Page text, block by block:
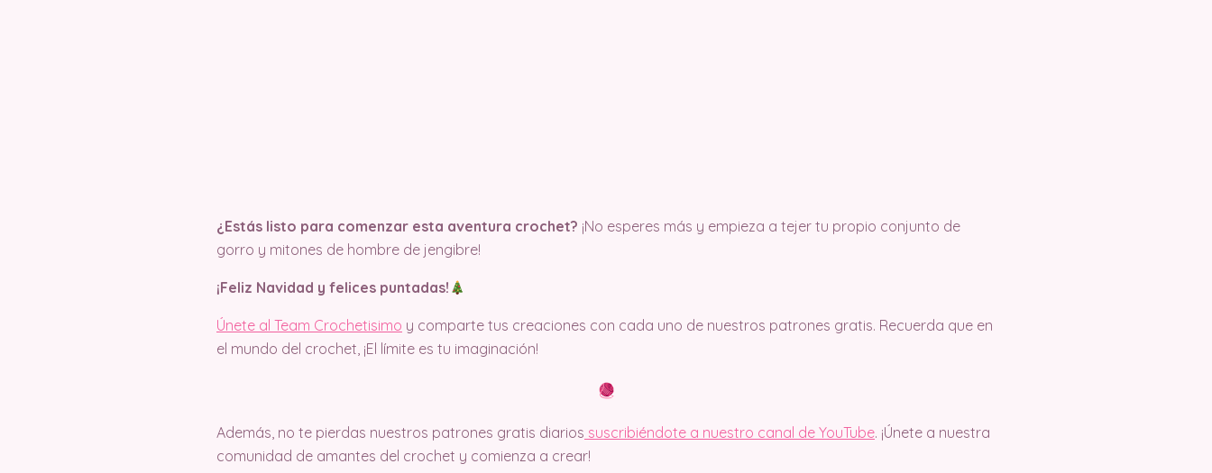
¿Estás listo para comenzar esta aventura crochet? ¡No esperes más y empieza a tejer tu propio conjunto de
gorro y mitones de hombre de jengibre!
¡Feliz Navidad y felices puntadas!
Únete al Team Crochetisimo y comparte tus creaciones con cada uno de nuestros patrones gratis. Recuerda que en
el mundo del crochet, ¡El límite es tu imaginación!
Además, no te pierdas nuestros patrones gratis diarios suscribiéndote a nuestro canal de YouTube. ¡Únete a nuestra
comunidad de amantes del crochet y comienza a crear!